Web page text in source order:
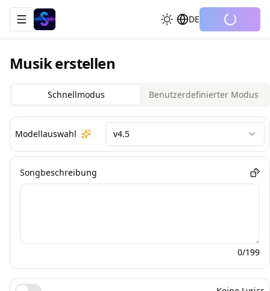
Toggle navigation menu DE
Musik erstellen
Schnellmodus Benutzerdefinierter Modus
Modellauswahl v4.5
Songbeschreibung
0/199